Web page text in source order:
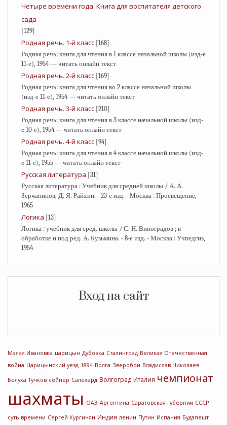
Четыре времени года. Книга для воспитателя детского
сада
[129]
Родная речь. 1-й класс [168]
Родная речь: книга для чтения в 1 классе начальной школы (изд-е
11-е), 1954 — читать онлайн текст
Родная речь. 2-й класс [169]
Родная речь: книга для чтения во 2 классе начальной школы
(изд-е 11-е), 1954 — читать онлайн текст
Родная речь. 3-й класс [210]
Родная речь: книга для чтения в 3 классе начальной школы (изд-
е 10-е), 1954 — читать онлайн текст
Родная речь. 4-й класс [94]
Родная речь: книга для чтения в 4 классе начальной школы (изд-
е 11-е), 1955 — читать онлайн текст
Русская литература [31]
Русская литература : Учебник для средней школы / А. А.
Зерчанинов, Д. Я. Райхин. - 23-е изд. - Москва : Просвещение,
1965
Логика [13]
Логика : учебник для сред. школы / С. Н. Виноградов ; в
обработке и под ред. А. Кузьмина. - 8-е изд. - Москва : Учпедгиз,
1954
Вход на сайт
Малая Ивановка царицын Дубовка Сталинград Великая Отечественная
война Царицынский уезд 1894 Волга Зверобои Владислав Николаев
Белуха Тучков сейнер Салехард Волгоград Италия чемпионат
шахматы ОАЭ Аргентина Саратовская губерния СССР
суть времени Сергей Кургинян Индия ленин Путин Испания Будапешт